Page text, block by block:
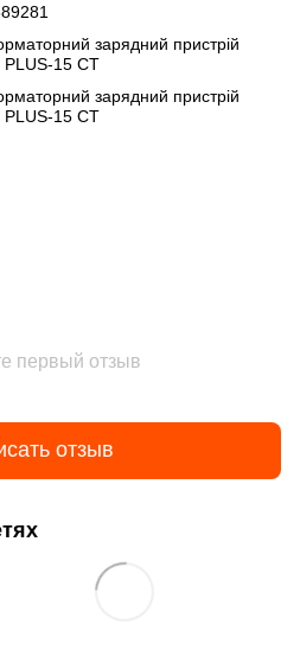
зарядний пристрій
PLUS-15 CT
зарядний пристрій
PLUS-15 CT
первый отзыв
отзыв